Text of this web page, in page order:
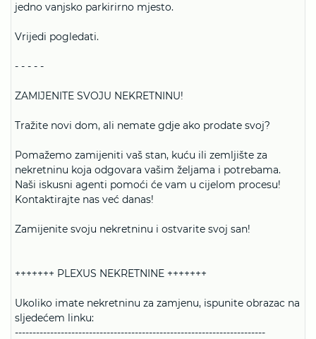
jedno vanjsko parkirirno mjesto.
Vrijedi pogledati.
- - - - -
ZAMIJENITE SVOJU NEKRETNINU!
Tražite novi dom, ali nemate gdje ako prodate svoj?
Pomažemo zamijeniti vaš stan, kuću ili zemljište za
nekretninu koja odgovara vašim željama i potrebama.
Naši iskusni agenti pomoći će vam u cijelom procesu!
Kontaktirajte nas već danas!
Zamijenite svoju nekretninu i ostvarite svoj san!
+++++++ PLEXUS NEKRETNINE +++++++
Ukoliko imate nekretninu za zamjenu, ispunite obrazac na
sljedećem linku:
-----------------------------------------------------------------------